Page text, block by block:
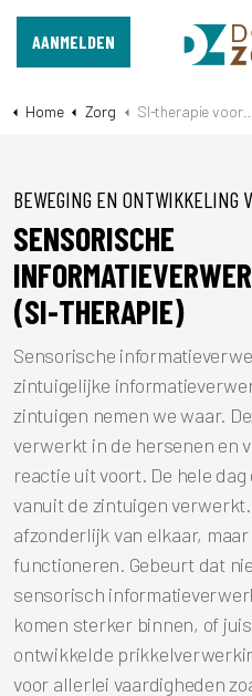
Home Zorg SI-therapie voor kinderen
BEWEGING EN ONTWIKKELING
SENSORISCHE
(SI-THERAPIE)
Sensorische
zintuigelijke
zintuigen nemen we waar.
verwerkt in de hersenen en
reactie uit voort. De hele
vanuit de zintuigen
afzonderlijk van elkaar,
functioneren. Gebeurt dat
sensorisch
komen sterker binnen, of
ontwikkelde
voor allerlei vaardigheden
AANMELDEN